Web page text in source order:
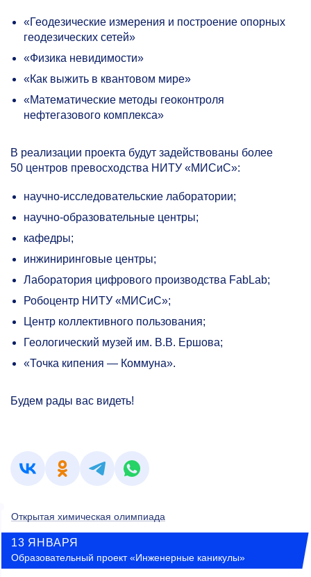
«Геодезические измерения и построение опорных
геодезических сетей»
«Физика невидимости»
«Как выжить в квантовом мире»
«Математические методы геоконтроля
нефтегазового комплекса»
В реализации проекта будут задействованы более
50 центров превосходства НИТУ «МИСиС»:
научно-исследовательские лаборатории;
научно-образовательные центры;
кафедры;
инжиниринговые центры;
Лаборатория цифрового производства FabLab;
Робоцентр НИТУ «МИСиС»;
Центр коллективного пользования;
Геологический музей им. В.В. Ершова;
«Точка кипения — Коммуна».
Будем рады вас видеть!
Открытая химическая олимпиада
13 ЯНВАРЯ
Образовательный проект «Инженерные каникулы»